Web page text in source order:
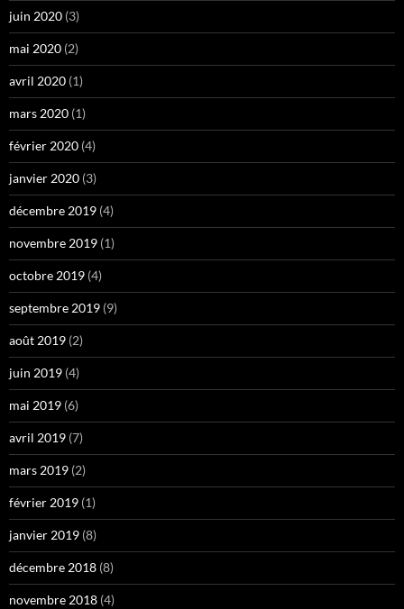
juin 2020 (3)
mai 2020 (2)
avril 2020 (1)
mars 2020 (1)
février 2020 (4)
janvier 2020 (3)
décembre 2019 (4)
novembre 2019 (1)
octobre 2019 (4)
septembre 2019 (9)
août 2019 (2)
juin 2019 (4)
mai 2019 (6)
avril 2019 (7)
mars 2019 (2)
février 2019 (1)
janvier 2019 (8)
décembre 2018 (8)
novembre 2018 (4)